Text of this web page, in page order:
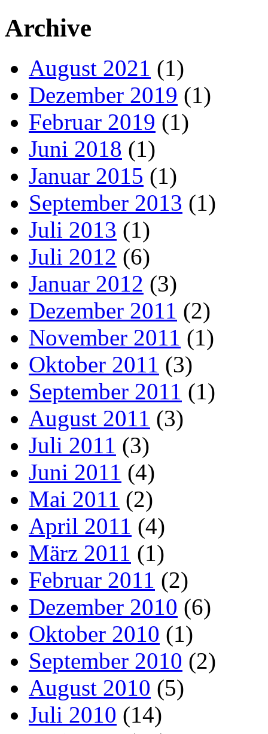
Archive
August 2021 (1)
Dezember 2019 (1)
Februar 2019 (1)
Juni 2018 (1)
Januar 2015 (1)
September 2013 (1)
Juli 2013 (1)
Juli 2012 (6)
Januar 2012 (3)
Dezember 2011 (2)
November 2011 (1)
Oktober 2011 (3)
September 2011 (1)
August 2011 (3)
Juli 2011 (3)
Juni 2011 (4)
Mai 2011 (2)
April 2011 (4)
März 2011 (1)
Februar 2011 (2)
Dezember 2010 (6)
Oktober 2010 (1)
September 2010 (2)
August 2010 (5)
Juli 2010 (14)